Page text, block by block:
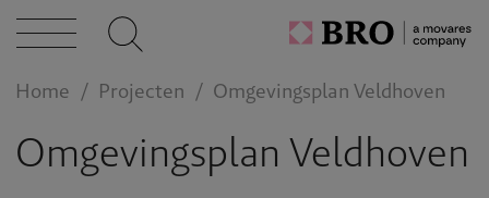
bij
Home Projecten Omgevingsplan Veldhoven
Omgevingsplan Veldhoven